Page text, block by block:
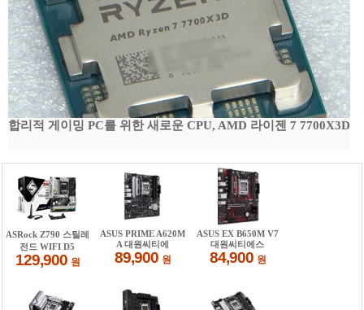
합리적 게이밍 PC를 위한 새로운 CPU, AMD 라이젠 7 7700X3D